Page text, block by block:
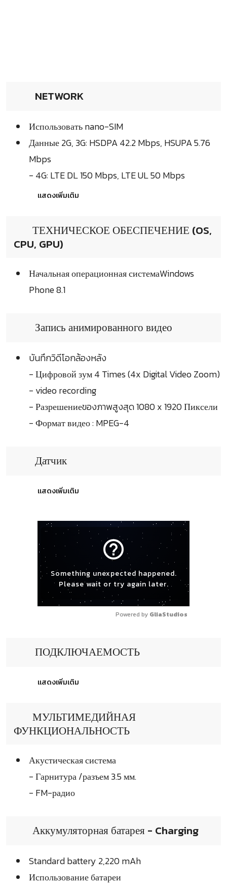
NETWORK
Использовать nano-SIM
Данные 2G, 3G: HSDPA 42.2 Mbps, HSUPA 5.76
Mbps
- 4G: LTE DL 150 Mbps, LTE UL 50 Mbps
แสดงเพิ่มเติม
ТЕХНИЧЕСКОЕ ОБЕСПЕЧЕНИЕ (OS,
CPU, GPU)
Начальная операционная системаWindows
Phone 8.1
Запись анимированного видео
บันทึกวิดีโอกล้องหลัง
- Цифровой зум 4 Times (4x Digital Video Zoom)
- video recording
- Разрешениеของภาพสูงสุด 1080 x 1920 Пиксели
- Формат видео : MPEG-4
Датчик
แสดงเพิ่มเติม
help_outline
Something unexpected happened.
Please wait or try again later.
Powered by GliaStudios
ПОДКЛЮЧАЕМОСТЬ
แสดงเพิ่มเติม
МУЛЬТИМЕДИЙНАЯ
ФУНКЦИОНАЛЬНОСТЬ
Акустическая система
- Гарнитура /разъем 3.5 мм.
- FM-радио
Аккумуляторная батарея - Charging
Standard battery 2,220 mAh
Использование батареи